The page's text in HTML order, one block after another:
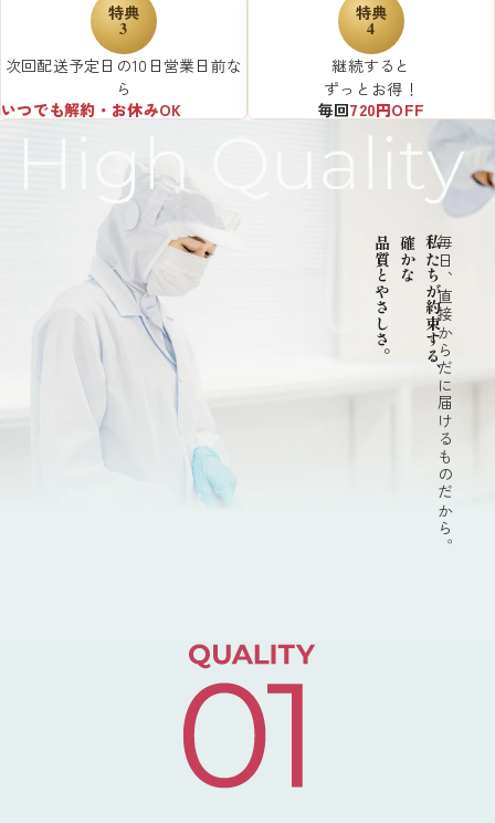
特典
3
次回配送予定日の10日営業日前な
ら
いつでも解約・お休みOK
特典
4
継続すると
ずっとお得！
毎回720円OFF
私たちが約束する、
確かな
品質とやさしさ。 毎日、直接からだに届けるものだから。